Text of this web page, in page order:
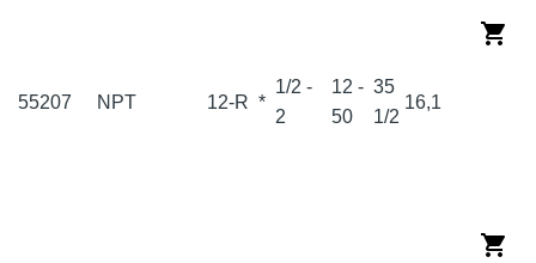
55207 NPT 12-R *
1/2 -
2
12 -
50
35
1/2
16,1